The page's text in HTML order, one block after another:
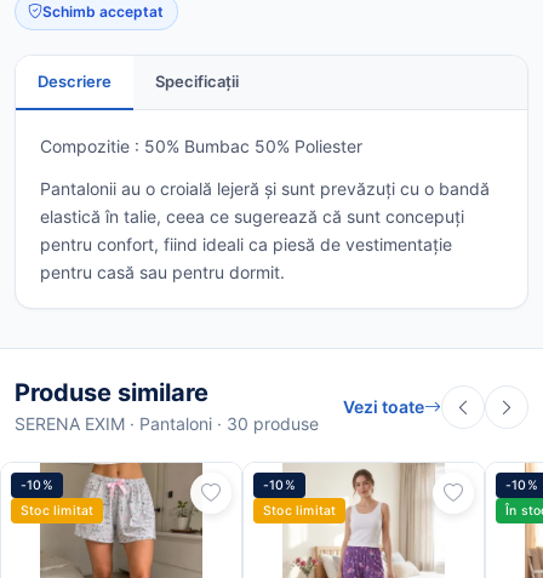
Schimb acceptat
Descriere Specificații
Compozitie : 50% Bumbac 50% Poliester
Pantalonii au o croială lejeră și sunt prevăzuți cu o bandă
elastică în talie, ceea ce sugerează că sunt concepuți
pentru confort, fiind ideali ca piesă de vestimentație
pentru casă sau pentru dormit.
Produse similare
SERENA EXIM · Pantaloni · 30 produse
Vezi toate
-10%
Stoc limitat
-10%
Stoc limitat
-10%
În